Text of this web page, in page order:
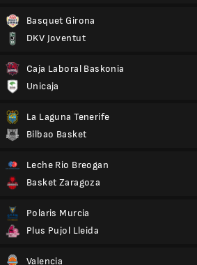
Basquet Girona
DKV Joventut
Caja Laboral Baskonia
Unicaja
La Laguna Tenerife
Bilbao Basket
Leche Rio Breogan
Basket Zaragoza
Polaris Murcia
Plus Pujol Lleida
Valencia